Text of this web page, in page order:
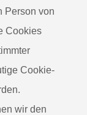
Person von
Cookies
Cookie-
wir den